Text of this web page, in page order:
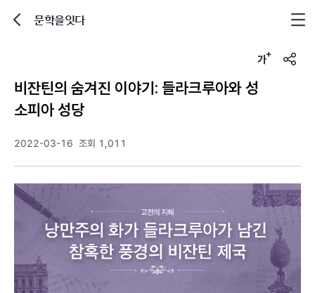
문학을잇다
u
비잔틴의 숨겨진 이야기: 들라크루아와 성
소피아 성당
2022-03-16 조회 1,011